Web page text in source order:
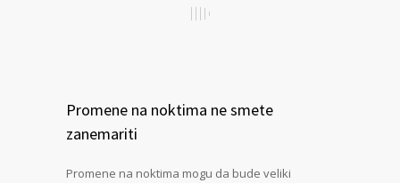
Promene na noktima ne smete
zanemariti
Promene na noktima mogu da bude veliki